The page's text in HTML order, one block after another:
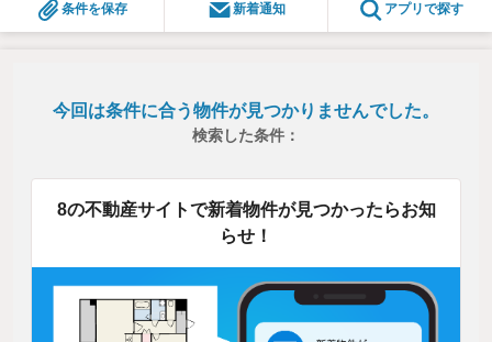
条件を保存 新着通知 アプリで探す
今回は条件に合う物件が見つかりませんでした。
検索した条件：
8の不動産サイトで新着物件が見つかったらお知
らせ！